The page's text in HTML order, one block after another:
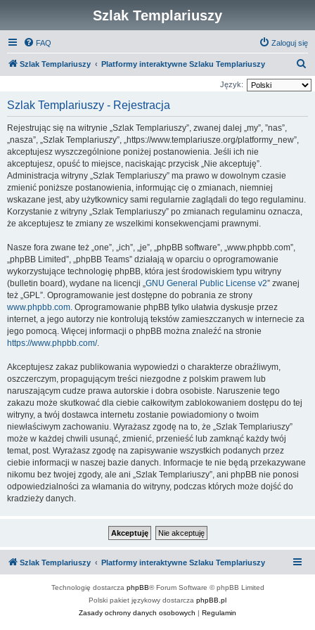
Szlak Templariuszy
FAQ Zaloguj się
Szlak Templariuszy Platformy interaktywne Szlaku Templariuszy
z
Język:
Szlak Templariuszy - Rejestracja
Rejestrując się na witrynie „Szlak Templariuszy”, zwanej dalej „my”, ”nas”,
„nasza”, „Szlak Templariuszy”, „https://www.templariusze.org/platformy_new”,
akceptujesz wyszczególnione poniżej postanowienia. Jeśli ich nie
akceptujesz, opuść to miejsce, naciskając przycisk „Nie akceptuję”.
Administracja witryny „Szlak Templariuszy” ma prawo w dowolnym czasie
zmienić poniższe postanowienia, informując cię o zmianach, niemniej
wskazane jest, aby użytkownicy sami regularnie zaglądali do tego regulaminu.
Korzystanie z witryny „Szlak Templariuszy” po zmianach regulaminu oznacza,
że akceptujesz te zmiany ze wszelkimi konsekwencjami prawnymi.
Nasze fora zwane też „one”, „ich”, „je”, „phpBB software”, „www.phpbb.com”,
„phpBB Limited”, „phpBB Teams” działają w oparciu o oprogramowanie
wykorzystujące technologię phpBB, która jest środowiskiem typu witryny
(bulletin board), wydane na licencji „GNU General Public License v2” zwanej
też „GPL”. Oprogramowanie jest dostępne do pobrania ze strony
www.phpbb.com. Oprogramowanie phpBB tylko ułatwia dyskusje przez
internet, a jego autorzy nie kontrolują tekstów zamieszczanych w internecie za
jego pomocą. Więcej informacji o phpBB można znaleźć na stronie
https://www.phpbb.com/.
Akceptujesz zakaz publikowania wypowiedzi o charakterze obraźliwym,
oszczerczym, propagującym treści niezgodne z polskim prawem lub
naruszającym cudze prawa autorskie i dobra osobiste. Naruszenie tego
zakazu może skutkować dla ciebie całkowitym zablokowaniem dostępu do tej
witryny, a twój dostawca internetu zostanie powiadomiony o twoim
niewłaściwym zachowaniu. Wyrażasz zgodę na to, że „Szlak Templariuszy”
może w każdej chwili usunąć, zmienić, przenieść lub zamknąć każdy twój
temat, post. Wyrażasz zgodę na zapisywanie wszystkich podanych przez
ciebie informacji w naszej bazie danych. Informacje te nie będą przekazywane
nikomu bez twojej zgody, ale ani „Szlak Templariuszy”, ani phpBB nie ponosi
odpowiedzialności za włamania do witryny, podczas których może dojść do
kradzieży danych.
Szlak Templariuszy Platformy interaktywne Szlaku Templariuszy
Technologię dostarcza phpBB® Forum Software © phpBB Limited
Polski pakiet językowy dostarcza phpBB.pl
Zasady ochrony danych osobowych | Regulamin